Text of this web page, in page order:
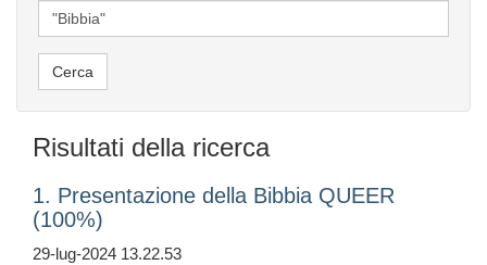
Risultati della ricerca
1. Presentazione della Bibbia QUEER
(100%)
29-lug-2024 13.22.53